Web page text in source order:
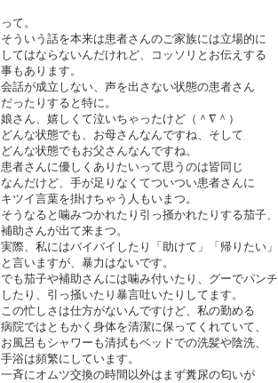
って。
そういう話を本来は患者さんのご家族には立場的に
してはならないんだけれど、コッソリとお伝えする
事もあります。
会話が成立しない、声を出さない状態の患者さん
だったりすると特に。
娘さん、嬉しくて泣いちゃったけど（＾∇＾）
どんな状態でも、お母さんなんですね、そして
どんな状態でもお父さんなんですね。
患者さんに優しくありたいって思うのは皆同じ
なんだけど、手が足りなくてついつい患者さんに
キツイ言葉を掛けちゃう人もいまつ。
そうなると噛みつかれたり引っ掻かれたりする茄子、
補助さんが出て来まつ。
実際、私にはバイバイしたり「助けて」「帰りたい」
と言いますが、暴力はないです。
でも茄子や補助さんには噛み付いたり、グーでパンチ
したり、引っ掻いたり暴言吐いたりしてます。
この忙しさは仕方がないんですけど、私の勤める
病院ではともかく身体を清潔に保ってくれていて、
お風呂もシャワーも清拭もベッドでの洗髪や陰洗、
手浴は頻繁にしています。
一斉にオムツ交換の時間以外はまず糞尿の匂いが